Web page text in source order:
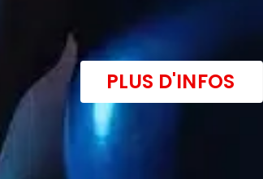
PLUS D'INFOS